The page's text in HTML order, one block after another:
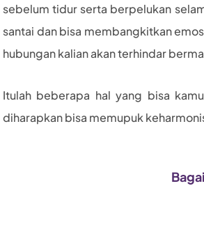
sebelum tidur serta berpelukan
santai dan bisa membangkitkan
hubungan kalian akan terhindar
Itulah beberapa hal yang bisa
diharapkan bisa memupuk